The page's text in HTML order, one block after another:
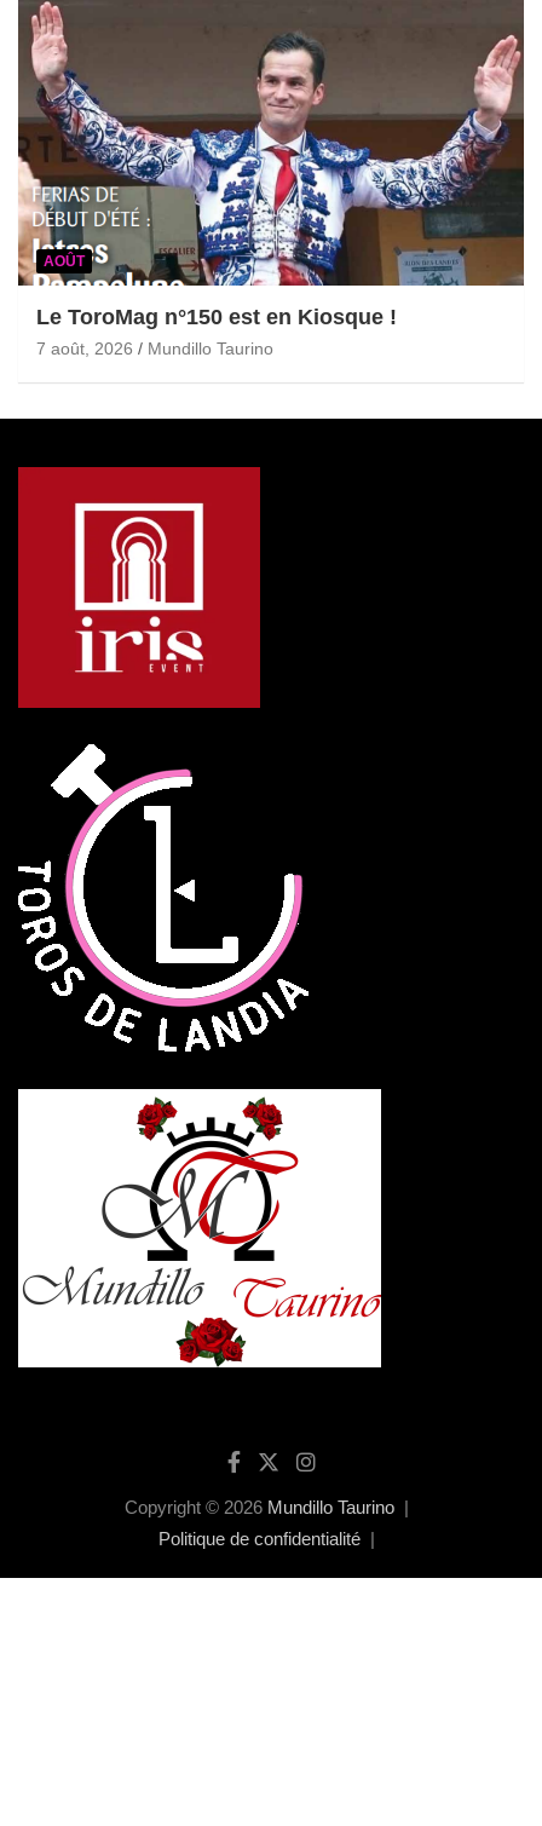
AOÛT
Le ToroMag n°150 est en Kiosque !
7 août, 2026 Mundillo Taurino
Copyright © 2026 Mundillo Taurino
Politique de confidentialité